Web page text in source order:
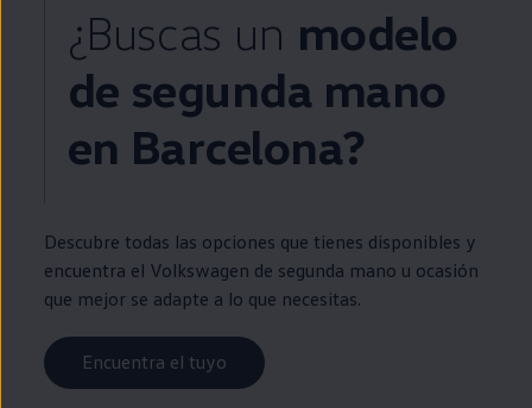
¿Buscas un modelo
de segunda mano
en Barcelona?
Descubre todas las opciones que tienes disponibles y
encuentra el Volkswagen de segunda mano u ocasión
que mejor se adapte a lo que necesitas.
Encuentra el tuyo